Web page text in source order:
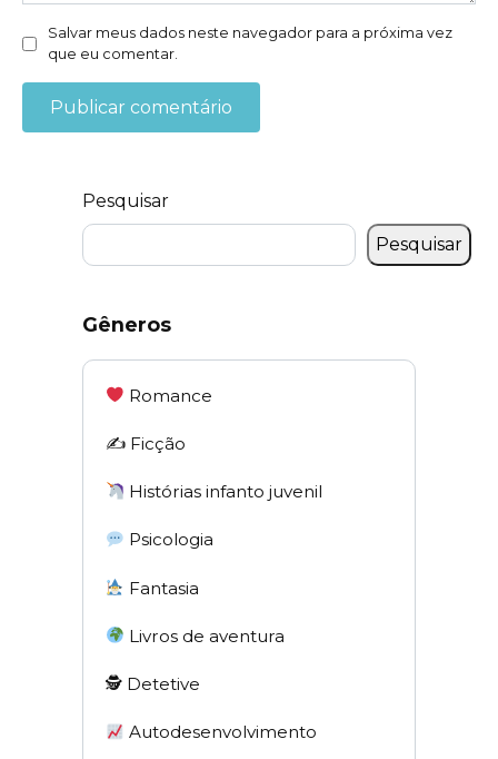
Salvar meus dados neste navegador para a próxima vez
que eu comentar.
Pesquisar
Pesquisar
Gêneros
Romance
✍️ Ficção
Histórias infanto juvenil
Psicologia
Fantasia
Livros de aventura
🕵 Detetive
Autodesenvolvimento